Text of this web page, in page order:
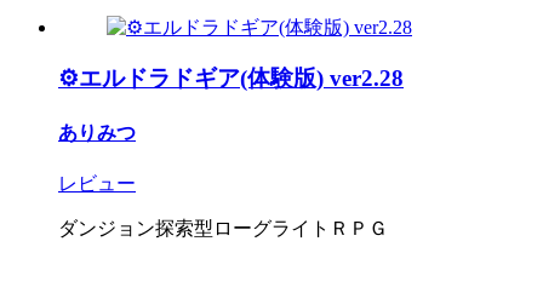
⚙エルドラドギア(体験版) ver2.28
ありみつ
レビュー
ダンジョン探索型ローグライトＲＰＧ